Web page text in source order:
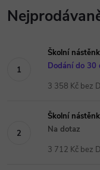
Školní
Dodání do 30
3 358 Kč bez
Školní
Na dotaz
3 712 Kč bez